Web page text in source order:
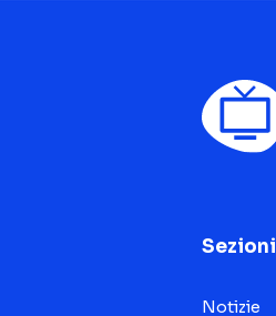
Sezioni
Notizie